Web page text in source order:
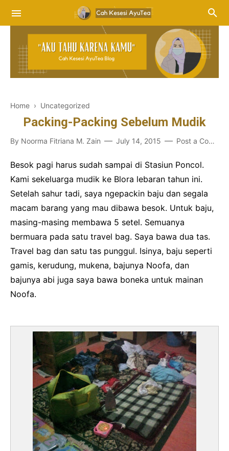
Home › Uncategorized
Packing-Packing Sebelum Mudik
By Noorma Fitriana M. Zain July 14, 2015 Post a Comment
Besok pagi harus sudah sampai di Stasiun Poncol.
Kami sekeluarga mudik ke Blora lebaran tahun ini.
Setelah sahur tadi, saya ngepackin baju dan segala
macam barang yang mau dibawa besok. Untuk baju,
masing-masing membawa 5 setel. Semuanya
bermuara pada satu travel bag. Saya bawa dua tas.
Travel bag dan satu tas punggul. Isinya, baju seperti
gamis, kerudung, mukena, bajunya Noofa, dan
bajunya abi juga saya bawa boneka untuk mainan
Noofa.